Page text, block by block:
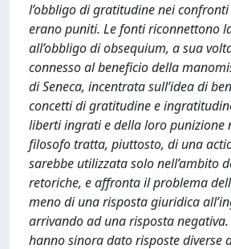
l’obbligo di gratitudine nei
erano puniti. Le fonti riconnettono
all’obbligo di obsequium, a sua
connesso al beneficio della
di Seneca, incentrata sull’idea di
concetti di gratitudine e
liberti ingrati e della loro punizione
filosofo tratta, piuttosto, di una
sarebbe utilizzata solo nell’ambito
retoriche, e affronta il problema
meno di una risposta giuridica
arrivando ad una risposta
hanno sinora dato risposte diverse